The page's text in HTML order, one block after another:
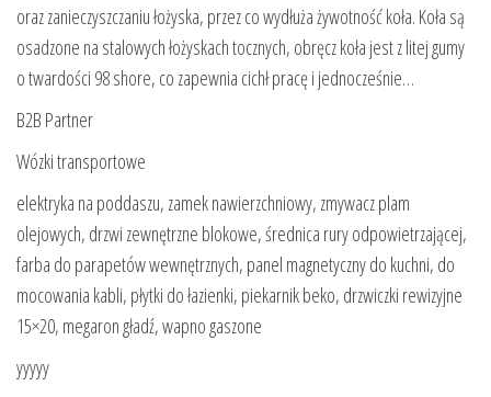
oraz zanieczyszczaniu łożyska, przez co wydłuża żywotność koła. Koła są
osadzone na stalowych łożyskach tocznych, obręcz koła jest z litej gumy
o twardości 98 shore, co zapewnia cichł pracę i jednocześnie…
B2B Partner
Wózki transportowe
elektryka na poddaszu, zamek nawierzchniowy, zmywacz plam
olejowych, drzwi zewnętrzne blokowe, średnica rury odpowietrzającej,
farba do parapetów wewnętrznych, panel magnetyczny do kuchni, do
mocowania kabli, płytki do łazienki, piekarnik beko, drzwiczki rewizyjne
15×20, megaron gładź, wapno gaszone
yyyyy